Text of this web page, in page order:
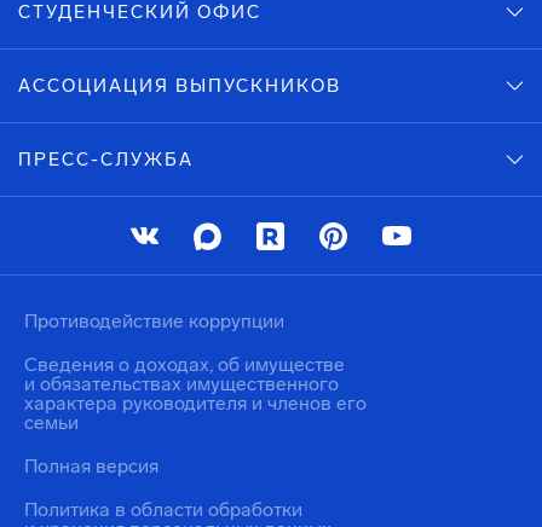
СТУДЕНЧЕСКИЙ ОФИС
АССОЦИАЦИЯ ВЫПУСКНИКОВ
ПРЕСС-СЛУЖБА
Политика в области обработки
Противодействие коррупции
Сведения о доходах, об имуществе
и обязательствах имущественного
характера руководителя и членов его
семьи
Полная версия